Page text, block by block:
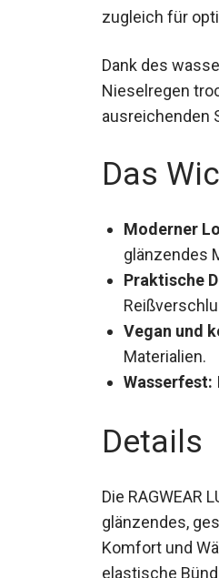
zugleich für
Dank des
Nieselregen
ausreichenden
Das
Moderner
glänzendes
Praktische
Vegan und
Materialien.
Wasserfest:
Details
Die RAGWEAR
glänzendes,
Komfort und
elastische